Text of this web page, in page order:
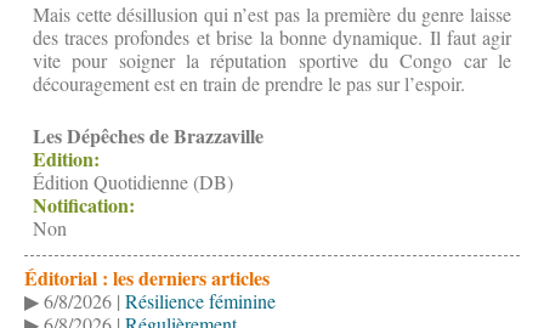
Mais cette désillusion qui n’est pas la première du genre laisse
des traces profondes et brise la bonne dynamique. Il faut agir
vite pour soigner la réputation sportive du Congo car le
découragement est en train de prendre le pas sur l’espoir.
Les Dépêches de Brazzaville
Edition:
Édition Quotidienne (DB)
Notification:
Non
Éditorial : les derniers articles
▶ 6/8/2026 | Résilience féminine